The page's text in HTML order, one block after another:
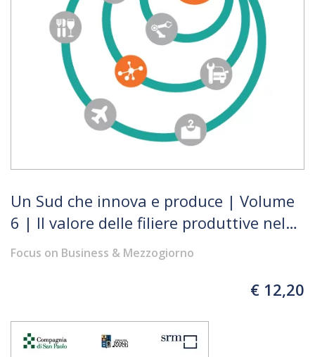
Un Sud che innova e produce | Volume
6 | Il valore delle filiere produttive nel
nuovo contesto competitivo e
innovativo, tra Industria 4.0 e Circular
Focus on Business & Mezzogiorno
€ 12,20